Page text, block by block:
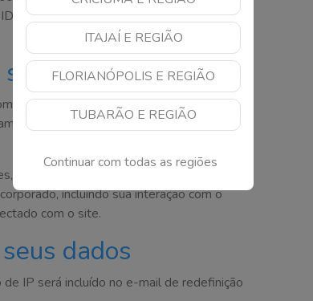
ITAJAÍ E REGIÃO
FLORIANÓPOLIS E REGIÃO
TUBARÃO E REGIÃO
Continuar com todas as regiões
do post referente ao artigo que você
sites
por exemplo, vídeos, imagens, artigos,
exatamente da mesma forma como se o
incorporar rastreamento adicional de
incluindo sua interação com o
com o site.
dados
IP será incluído no e-mail de redefinição